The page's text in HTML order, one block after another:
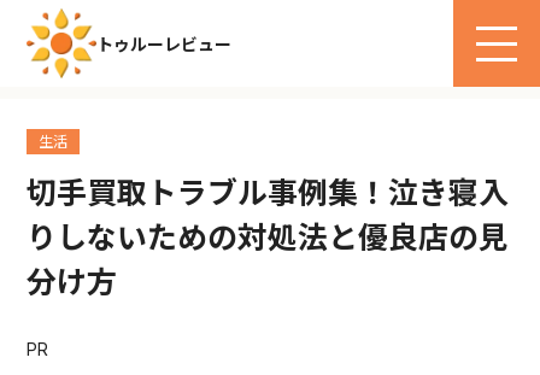
トゥルーレビュー
切手買取トラブル事例集！泣き寝入
りしないための対処法と優良店の見
分け方
生活
PR